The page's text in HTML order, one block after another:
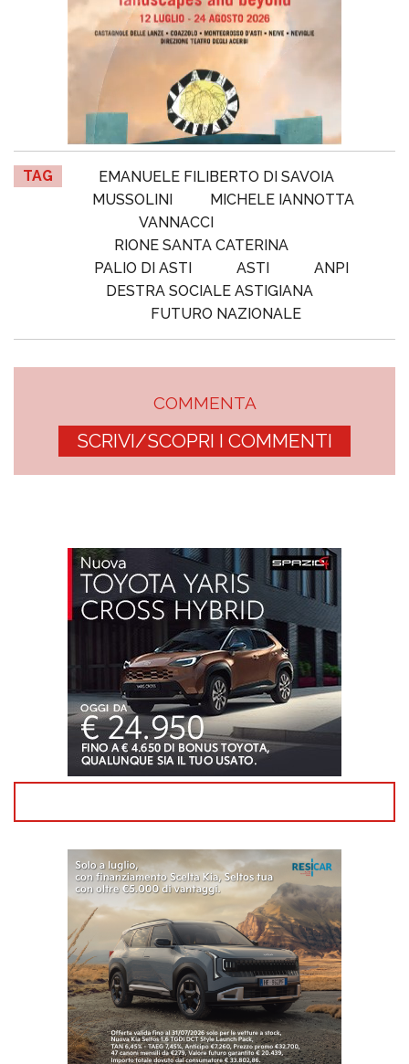
TAG
EMANUELE FILIBERTO DI SAVOIA
MUSSOLINI
MICHELE IANNOTTA
VANNACCI
RIONE SANTA CATERINA
PALIO DI ASTI
ASTI
ANPI
DESTRA SOCIALE ASTIGIANA
FUTURO NAZIONALE
COMMENTA
SCRIVI/SCOPRI I COMMENTI